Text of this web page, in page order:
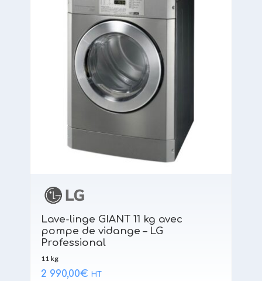
Lave-linge GIANT 11 kg avec
pompe de vidange – LG
Professional
11 kg
2 990,00€ HT